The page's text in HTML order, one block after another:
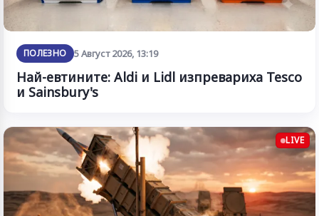
ПОЛЕЗНО 5 Август 2026, 13:19
Най-евтините: Aldi и Lidl изпревариха Tesco
и Sainsbury's
LIVE